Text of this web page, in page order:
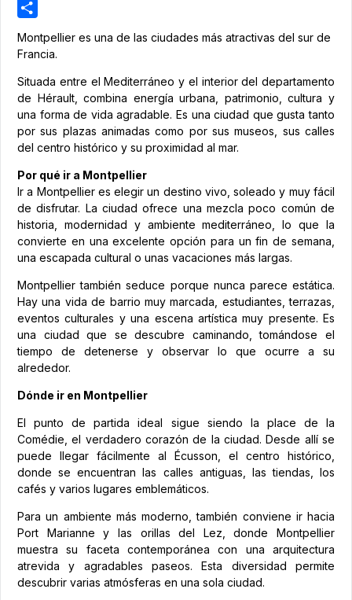
Pinterest
Montpellier es una de las ciudades más atractivas del sur de
Francia.
Situada entre el Mediterráneo y el interior del departamento
de Hérault, combina energía urbana, patrimonio, cultura y
una forma de vida agradable. Es una ciudad que gusta tanto
por sus plazas animadas como por sus museos, sus calles
del centro histórico y su proximidad al mar.
Por qué ir a Montpellier
Ir a Montpellier es elegir un destino vivo, soleado y muy fácil
de disfrutar. La ciudad ofrece una mezcla poco común de
historia, modernidad y ambiente mediterráneo, lo que la
convierte en una excelente opción para un fin de semana,
una escapada cultural o unas vacaciones más largas.
Montpellier también seduce porque nunca parece estática.
Hay una vida de barrio muy marcada, estudiantes, terrazas,
eventos culturales y una escena artística muy presente. Es
una ciudad que se descubre caminando, tomándose el
tiempo de detenerse y observar lo que ocurre a su
alrededor.
Dónde ir en Montpellier
El punto de partida ideal sigue siendo la place de la
Comédie, el verdadero corazón de la ciudad. Desde allí se
puede llegar fácilmente al Écusson, el centro histórico,
donde se encuentran las calles antiguas, las tiendas, los
cafés y varios lugares emblemáticos.
Para un ambiente más moderno, también conviene ir hacia
Port Marianne y las orillas del Lez, donde Montpellier
muestra su faceta contemporánea con una arquitectura
atrevida y agradables paseos. Esta diversidad permite
descubrir varias atmósferas en una sola ciudad.